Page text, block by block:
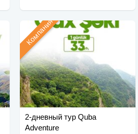
2-дневный тур Quba
Adventure
Компания